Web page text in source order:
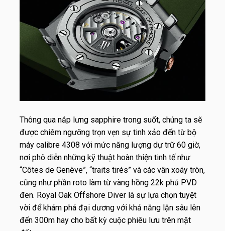
Thông qua nắp lưng sapphire trong suốt, chúng ta sẽ
được chiêm ngưỡng trọn vẹn sự tinh xảo đến từ bộ
máy calibre 4308 với mức năng lượng dự trữ 60 giờ,
nơi phô diễn những kỹ thuật hoàn thiện tinh tế như
“Côtes de Genève”, “traits tirés” và các vân xoáy tròn,
cũng như phần roto làm từ vàng hồng 22k phủ PVD
đen. Royal Oak Offshore Diver là sự lựa chọn tuyệt
vời để khám phá đại dương với khả năng lặn sâu lên
đến 300m hay cho bất kỳ cuộc phiêu lưu trên mặt